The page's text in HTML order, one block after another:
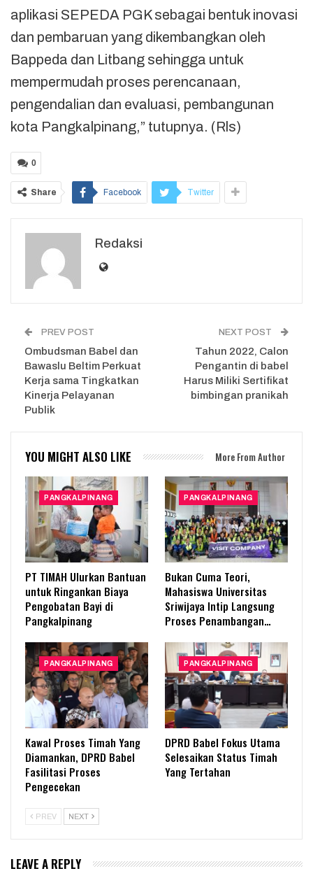
aplikasi SEPEDA PGK sebagai bentuk inovasi
dan pembaruan yang dikembangkan oleh
Bappeda dan Litbang sehingga untuk
mempermudah proses perencanaan,
pengendalian dan evaluasi, pembangunan
kota Pangkalpinang,” tutupnya. (Rls)
0
Share Facebook Twitter
Redaksi
PREV POST
Ombudsman Babel dan
Bawaslu Beltim Perkuat
Kerja sama Tingkatkan
Kinerja Pelayanan
Publik
NEXT POST
Tahun 2022, Calon
Pengantin di babel
Harus Miliki Sertifikat
bimbingan pranikah
YOU MIGHT ALSO LIKE More From Author
PANGKALPINANG
PT TIMAH Ulurkan Bantuan
untuk Ringankan Biaya
Pengobatan Bayi di
Pangkalpinang
PANGKALPINANG
Bukan Cuma Teori,
Mahasiswa Universitas
Sriwijaya Intip Langsung
Proses Penambangan…
PANGKALPINANG
Kawal Proses Timah Yang
Diamankan, DPRD Babel
Fasilitasi Proses
Pengecekan
PANGKALPINANG
DPRD Babel Fokus Utama
Selesaikan Status Timah
Yang Tertahan
PREV NEXT
LEAVE A REPLY